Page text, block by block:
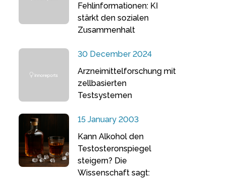
Fehlinformationen: KI
stärkt den sozialen
Zusammenhalt
30 December 2024
Arzneimittelforschung mit
zellbasierten
Testsystemen
15 January 2003
Kann Alkohol den
Testosteronspiegel
steigern? Die
Wissenschaft sagt: